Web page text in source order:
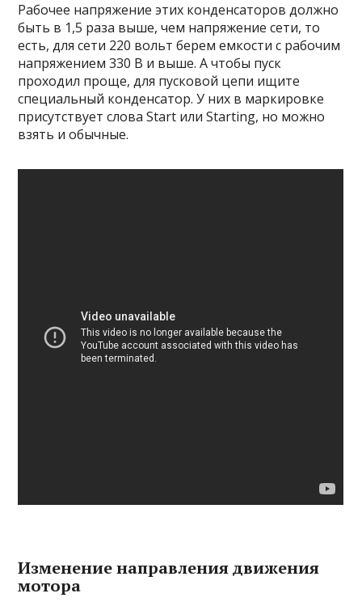
Рабочее напряжение этих конденсаторов должно
быть в 1,5 раза выше, чем напряжение сети, то
есть, для сети 220 вольт берем емкости с рабочим
напряжением 330 В и выше. А чтобы пуск
проходил проще, для пусковой цепи ищите
специальный конденсатор. У них в маркировке
присутствует слова Start или Starting, но можно
взять и обычные.
Изменение направления движения
мотора